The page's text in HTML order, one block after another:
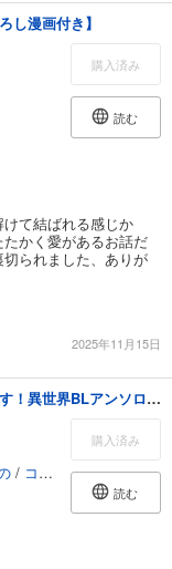
し漫画付き】
購入済み
読む
て結ばれる感じか
かく愛があるお話だ
られました、ありが
2025年11月15日
異世界で愛されすぎて困ってます！異世界BLアンソロジー ： 3 【電子限定特装版】
/ コオリ /由元千子/
購入済み
読む